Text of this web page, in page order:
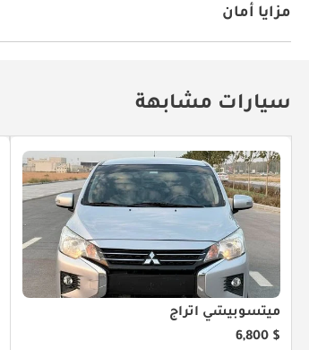
مزايا أمان
سيارات مشابهة
ميتسوبيشي اتراج
$ 6,800